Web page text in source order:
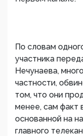
По словам
участника
Нечунаева,
частности,
том, что они
менее, сам факт
основанной на
главного